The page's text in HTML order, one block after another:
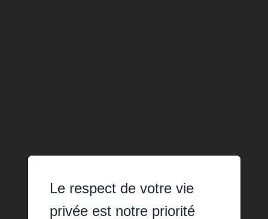
Le respect de votre vie
privée est notre priorité